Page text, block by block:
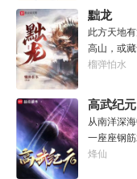
的那一刻
食文，早
单纯的美
他看邻居
事不决，
力解锁图
黜龙
此方天地
高山，或
雪，引江
之志。一
位成龙。
后来，他
群龙。所
间人人可为
榴弹怕水
高武纪元
从南洋深
一座座钢
图统治整
烽仙